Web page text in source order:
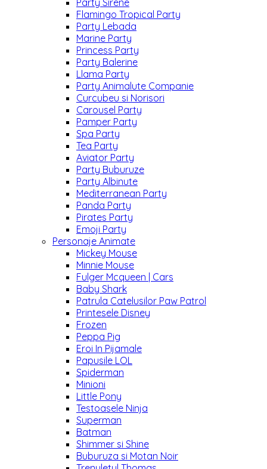
Party Sirene
Flamingo Tropical Party
Party Lebada
Marine Party
Princess Party
Party Balerine
Llama Party
Party Animalute Companie
Curcubeu si Norisori
Carousel Party
Pamper Party
Spa Party
Tea Party
Aviator Party
Party Buburuze
Party Albinute
Mediterranean Party
Panda Party
Pirates Party
Emoji Party
Personaje Animate
Mickey Mouse
Minnie Mouse
Fulger Mcqueen | Cars
Baby Shark
Patrula Catelusilor Paw Patrol
Printesele Disney
Frozen
Peppa Pig
Eroi In Pijamale
Papusile LOL
Spiderman
Minioni
Little Pony
Testoasele Ninja
Superman
Batman
Shimmer si Shine
Buburuza si Motan Noir